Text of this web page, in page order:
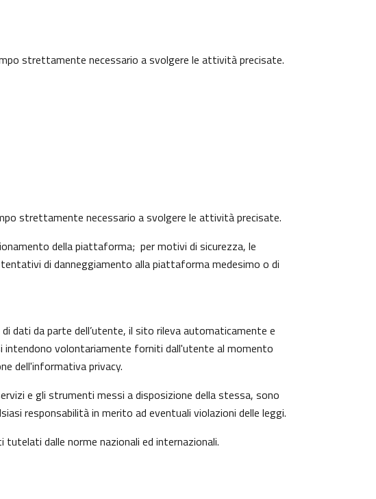
strettamente necessario a svolgere le attività precisate.
strettamente necessario a svolgere le attività precisate.
della piattaforma; per motivi di sicurezza, le
di danneggiamento alla piattaforma medesimo o di
dati da parte dell’utente, il sito rileva automaticamente e
intendono volontariamente forniti dall'utente al momento
dell'informativa privacy.
e gli strumenti messi a disposizione della stessa, sono
responsabilità in merito ad eventuali violazioni delle leggi.
dalle norme nazionali ed internazionali.